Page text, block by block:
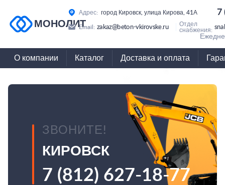
МОНОЛИТ
Адрес: город Кировск, улица Кирова, 41А 7
Email: zakaz@beton-vkirovske.ru
Отдел
снабжения:
О компании Каталог Доставка и оплата
ЗВОНИТЕ!
КИРОВСК
7 (812) 627-18-77